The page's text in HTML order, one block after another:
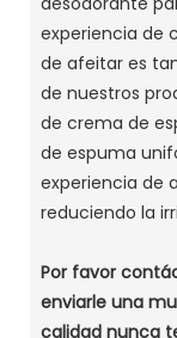
experiencia de
de afeitar es
de nuestros
de crema de
de espuma
experiencia de
reduciendo la
Por favor
enviarle una
calidad nunca